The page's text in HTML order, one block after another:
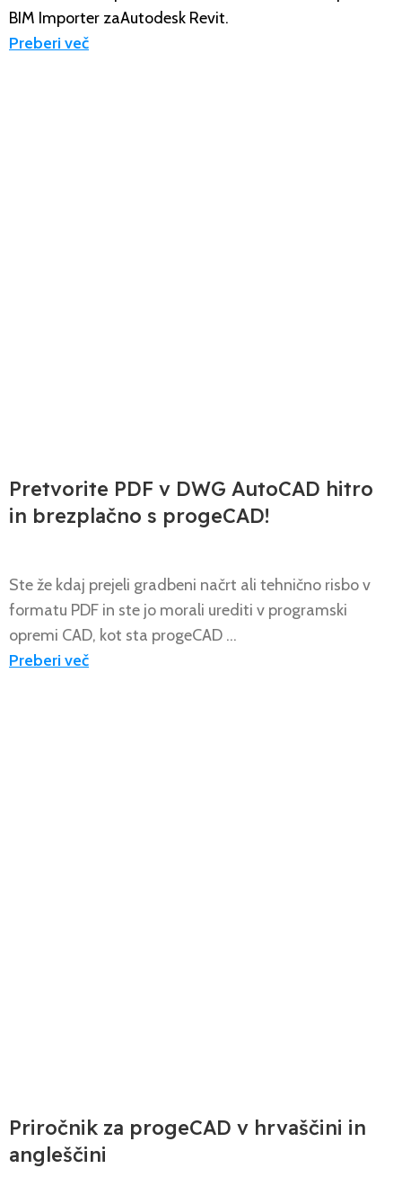
BIM Importer zaAutodesk Revit.
Preberi več
Pretvorite PDF v DWG AutoCAD hitro
in brezplačno s progeCAD!
Ste že kdaj prejeli gradbeni načrt ali tehnično risbo v
formatu PDF in ste jo morali urediti v programski
opremi CAD, kot sta progeCAD ...
Preberi več
Priročnik za progeCAD v hrvaščini in
angleščini